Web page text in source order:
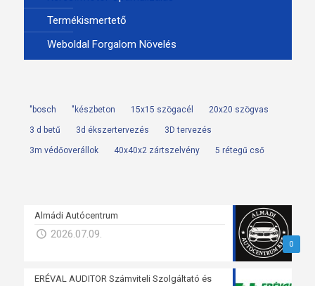
Termékismertető
Weboldal Forgalom Növelés
"bosch "készbeton 15x15 szögacél 20x20 szögvas
3 d betű 3d ékszertervezés 3D tervezés
3m védőoverállok 40x40x2 zártszelvény 5 rétegű cső
0
Almádi Autócentrum
2026.07.09.
ERÉVAL AUDITOR Számviteli Szolgáltató és